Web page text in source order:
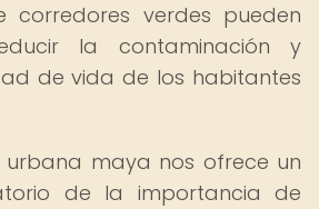
corredores verdes pueden
la contaminación y
de vida de los habitantes
urbana maya nos ofrece un
de la importancia de